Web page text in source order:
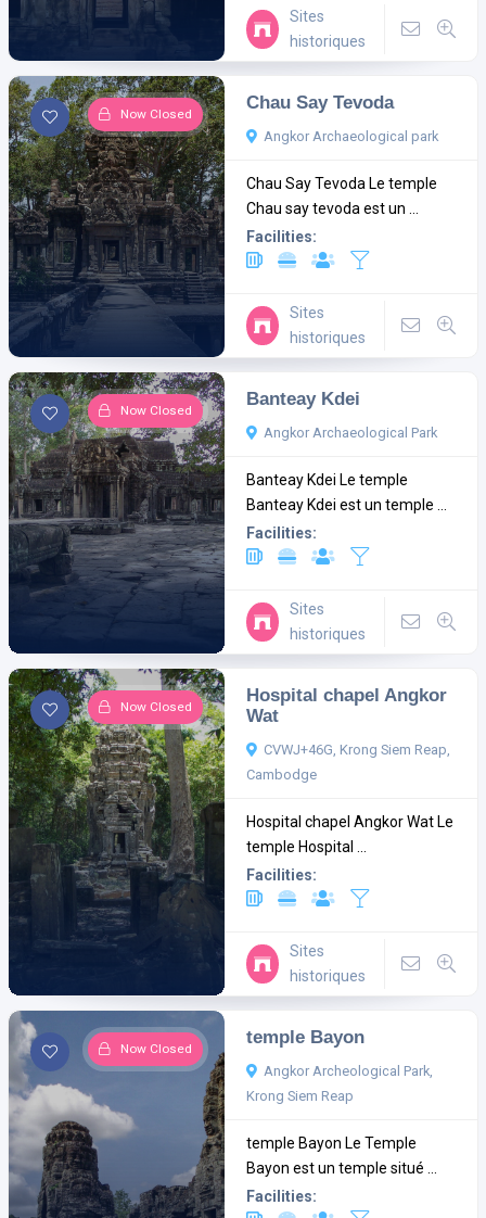
Sites
historiques
Now Closed
Chau Say Tevoda
Angkor Archaeological park
Chau Say Tevoda Le temple
Chau say tevoda est un ...
Facilities:
Sites
historiques
Now Closed
Banteay Kdei
Angkor Archaeological Park
Banteay Kdei Le temple
Banteay Kdei est un temple ...
Facilities:
Sites
historiques
Now Closed
Hospital chapel Angkor
Wat
CVWJ+46G, Krong Siem Reap,
Cambodge
Hospital chapel Angkor Wat Le
temple Hospital ...
Facilities:
Sites
historiques
Now Closed
temple Bayon
Angkor Archeological Park,
Krong Siem Reap
temple Bayon Le Temple
Bayon est un temple situé ...
Facilities: